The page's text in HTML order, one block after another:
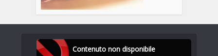
Contenuto non disponibile